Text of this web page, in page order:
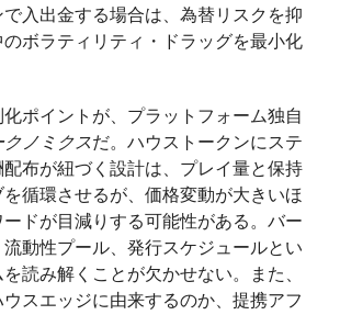
入出金する場合は、為替リスクを抑
のボラティリティ・ドラッグを最小化
ポイントが、プラットフォーム独自
クノミクスだ。ハウストークンにステ
布が紐づく設計は、プレイ量と保持
循環させるが、価格変動が大きいほ
ドが目減りする可能性がある。バー
動性プール、発行スケジュールとい
読み解くことが欠かせない。また、
スエッジに由来するのか、提携アフ